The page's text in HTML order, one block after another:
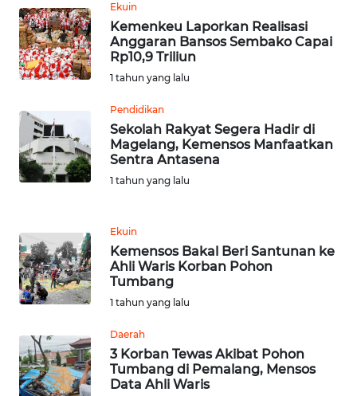
Ekuin
Kemenkeu Laporkan Realisasi
Anggaran Bansos Sembako Capai
Rp10,9 Triliun
1 tahun yang lalu
Pendidikan
Sekolah Rakyat Segera Hadir di
Magelang, Kemensos Manfaatkan
Sentra Antasena
1 tahun yang lalu
Ekuin
Kemensos Bakal Beri Santunan ke
Ahli Waris Korban Pohon
Tumbang
1 tahun yang lalu
Daerah
3 Korban Tewas Akibat Pohon
Tumbang di Pemalang, Mensos
Data Ahli Waris
WN
BOGOR
WN
WN
TAPANULI
UTARA
WN
PADANG
LAWAS
WN
SUMEDANG